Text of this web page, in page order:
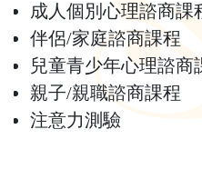
成人個別心理諮商課
伴侶/家庭諮商課程
兒童青少年心理諮商
親子/親職諮商課程
注意力測驗